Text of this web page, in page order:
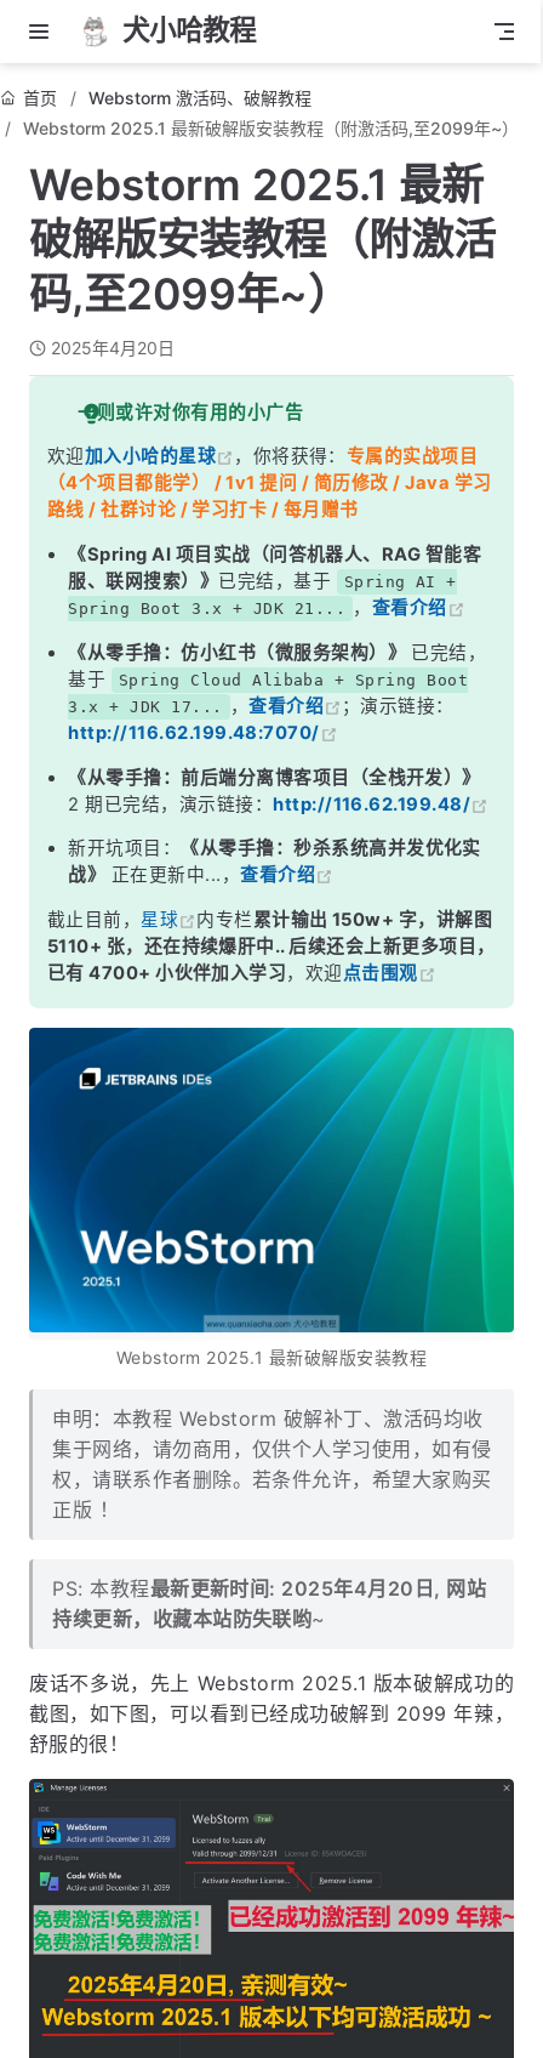
犬小哈教程
首页
Webstorm 激活码、破解教程
Webstorm 2025.1 最新破解版安装教程（附激活码,至2099年~）
Webstorm 2025.1 最新
破解版安装教程（附激活
码,至2099年~）
2025年4月20日
一则或许对你有用的小广告
欢迎加入小哈的星球 ，你将获得： 专属的实战项目
（4个项目都能学） / 1v1 提问 / 简历修改 / Java 学习
路线 / 社群讨论 / 学习打卡 / 每月赠书
《Spring AI 项目实战（问答机器人、RAG 智能客
服、联网搜索）》 已完结，基于
Spring AI +
Spring Boot 3.x + JDK 21...
， 查看介绍
《从零手撸：仿小红书（微服务架构）》
已完结，
基于
Spring Cloud Alibaba + Spring Boot
3.x + JDK 17...
，查看介绍
；演示链接：
http://116.62.199.48:7070/
《从零手撸：前后端分离博客项目（全栈开发）》
2 期已完结，演示链接：http://116.62.199.48/
新开坑项目：
《从零手撸：秒杀系统高并发优化实
战》
正在更新中...，查看介绍
截止目前， 星球 内专栏累计输出 150w+ 字，讲解图
5110+ 张，还在持续爆肝中.. 后续还会上新更多项目，
已有 4700+ 小伙伴加入学习，欢迎点击围观
Webstorm 2025.1 最新破解版安装教程
申明：本教程 Webstorm 破解补丁、激活码均收
集于网络，请勿商用，仅供个人学习使用，如有侵
权，请联系作者删除。若条件允许，希望大家购买
正版 ！
PS: 本教程最新更新时间: 2025年4月20日, 网站
持续更新，收藏本站防失联哟~
废话不多说，先上 Webstorm 2025.1 版本破解成功的
截图，如下图，可以看到已经成功破解到 2099 年辣，
舒服的很！